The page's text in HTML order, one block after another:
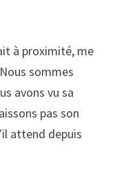
à proximité, me
sommes
avons vu sa
pas son
attend depuis